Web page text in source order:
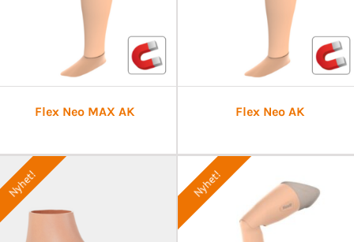
Flex Neo MAX AK Flex Neo AK
Nyhet! Nyhet!